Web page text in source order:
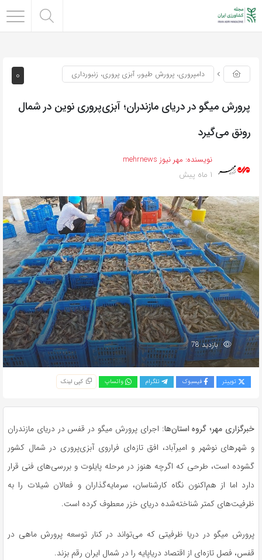
0 دامپروری، پرورش طیور، آبزی پروری، زنبورداری
پرورش میگو در دریای مازندران؛ آبزی‌پروری نوین در شمال
رونق می‌گیرد
نویسنده: مهر نیوز mehrnews
1 ماه پیش
بازدید 78
توییتر فیسبوک تلگرام واتساپ کپی لینک
خبرگزاری مهر؛ گروه استان‌ها: اجرای پرورش میگو در قفس در دریای مازندران
و شهرهای نوشهر و امیرآباد، افق تازه‌ای فراروی آبزی‌پروری در شمال کشور
گشوده است، طرحی که اگرچه هنوز در مرحله پایلوت و بررسی‌های فنی قرار
دارد اما از هم‌اکنون نگاه کارشناسان، سرمایه‌گذاران و فعالان شیلات را به
ظرفیت‌های کمتر شناخته‌شده دریای خزر معطوف کرده است.
پرورش میگو در دریا ظرفیتی که می‌تواند در کنار توسعه پرورش ماهی در
قفس، فصل تازه‌ای از اقتصاد دریاپایه را در شمال ایران رقم بزند.